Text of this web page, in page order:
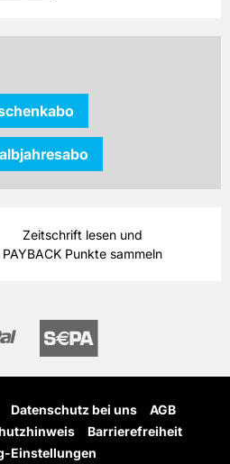
Zeitschrift lesen und
PAYBACK Punkte sammeln
Datenschutz bei uns
AGB
Barrierefreiheit
Einstellungen